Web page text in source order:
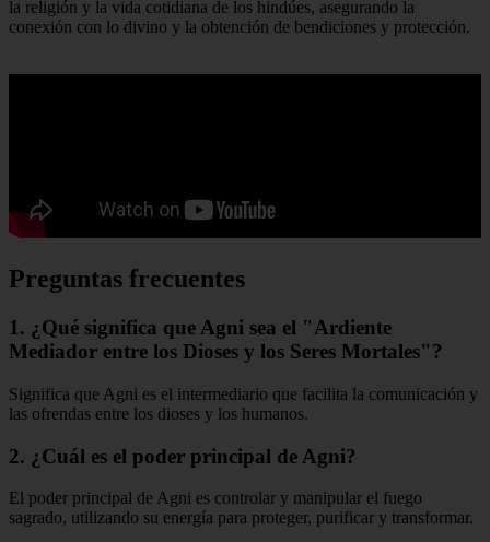
la religión y la vida cotidiana de los hindúes, asegurando la
conexión con lo divino y la obtención de bendiciones y protección.
Preguntas frecuentes
1. ¿Qué significa que Agni sea el "Ardiente
Mediador entre los Dioses y los Seres Mortales"?
Significa que Agni es el intermediario que facilita la comunicación y
las ofrendas entre los dioses y los humanos.
2. ¿Cuál es el poder principal de Agni?
El poder principal de Agni es controlar y manipular el fuego
sagrado, utilizando su energía para proteger, purificar y transformar.